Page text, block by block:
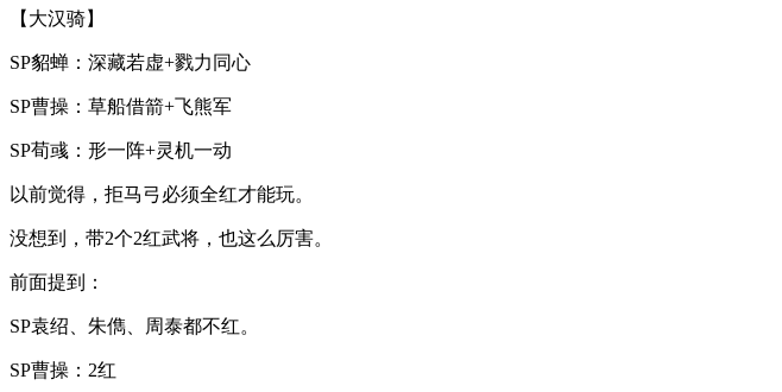
【大汉骑】
SP貂蝉：深藏若虚+戮力同心
SP曹操：草船借箭+飞熊军
SP荀彧：形一阵+灵机一动
以前觉得，拒马弓必须全红才能玩。
没想到，带2个2红武将，也这么厉害。
前面提到：
SP袁绍、朱儁、周泰都不红。
SP曹操：2红